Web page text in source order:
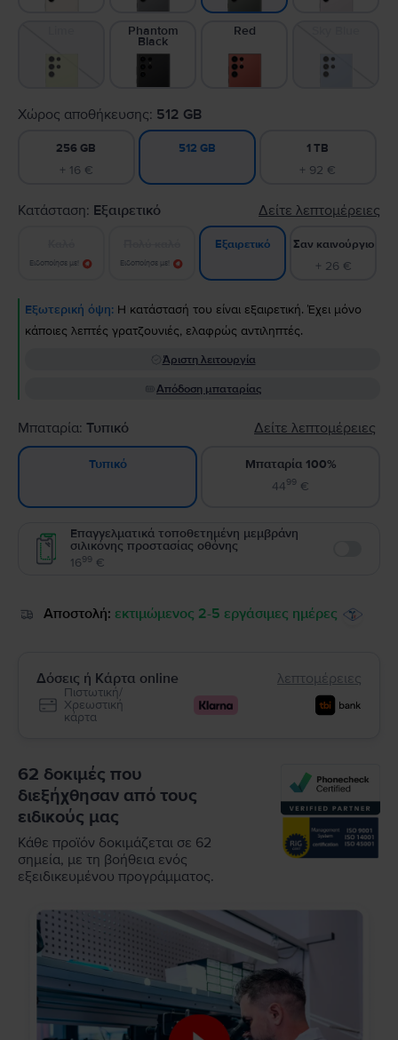
Phantom
Black
Red
Χώρος αποθήκευσης: 512 GB
256 GB
+ 16 €
512 GB 1 TB
+ 92 €
Κατάσταση: Εξαιρετικό Δείτε λεπτομέρειες
Ειδοποίησε με! Ειδοποίησε με!
Εξαιρετικό Σαν καινούργιο
+ 26 €
Εξωτερική όψη: Η κατάστασή του είναι εξαιρετική. Έχει μόνο
κάποιες λεπτές γρατζουνιές, ελαφρώς αντιληπτές.
Άριστη λειτουργία
Απόδοση μπαταρίας
Μπαταρία: Τυπικό Δείτε λεπτομέρειες
Τυπικό
Μπαταρία 100%
4499 €
Επαγγελματικά τοποθετημένη μεμβράνη
σιλικόνης προστασίας οθόνης
1699 €
Αποστολή: εκτιμώμενος 2-5 εργάσιμες ημέρες
Δόσεις ή Κάρτα online λεπτομέρειες
Πιστωτική/
Χρεωστική
κάρτα
62 δοκιμές που
διεξήχθησαν από τους
ειδικούς μας
Κάθε προϊόν δοκιμάζεται σε 62
σημεία, με τη βοήθεια ενός
εξειδικευμένου προγράμματος.